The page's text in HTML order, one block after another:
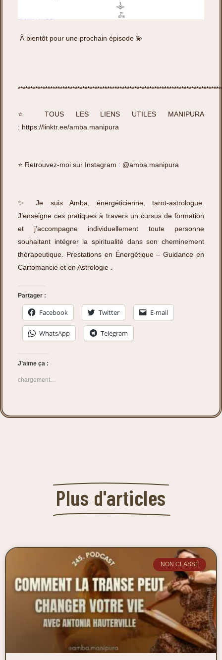
À bientôt pour une prochain épisode 💫
⭐️ TOUS LES LIENS UTILES MANIPURA
: https://linktr.ee/amba.manipura
⭐️ Retrouvez-moi sur Instagram : @amba.manipura
✨ Je suis Amba, énergéticienne, tarot-astrologue.
J’enseigne ces pratiques à travers un cursus de formation
et j’accompagne individuellement toute personne
souhaitant intégrer la spiritualité dans son cheminement
thérapeutique. Prestations en Énergétique – Guidance en
Cartomancie et en Astrologie
Partager :
Facebook Twitter E-mail
WhatsApp Telegram
J’aime ça :
chargement…
Plus d'articles
NON CLASSÉ